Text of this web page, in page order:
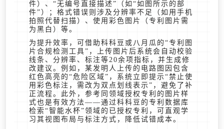
件）、“无编号直接描述”（如“如图所示的部
件”）；格式错误则涉及分辨率不足（如用手机
拍照代替扫描）、使用彩色图片（专利图片需
为黑白）等。
为提升效率，可借助科科豆或八月瓜的“专利图
片合规检测工具”，上传图片后系统会自动校验
线条、分辨率、标注等20余项指标，并生成修
改建议。例如，某发明人上传的电路图因包含
红色高亮的“危险区域”，系统立即提示“禁止使
用彩色标注，需改为双点划线表示”，避免了补
正流程。此外，参考同领域授权专利的图片样
式也是有效方法——通过科科豆的专利数据库
检索“智能水杯”领域的已授权专利，可直观学
习其视图布局与标注方式，降低试错成本。